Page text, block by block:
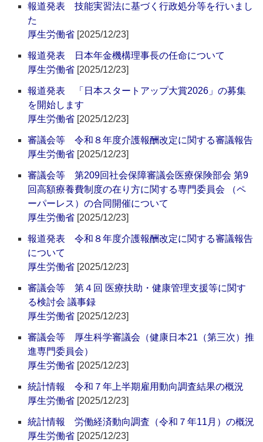
報道発表 技能実習法に基づく行政処分等を行いまし
た
厚生労働省 [2025/12/23]
報道発表 日本年金機構理事長の任命について
厚生労働省 [2025/12/23]
報道発表 「日本スタートアップ大賞2026」の募集
を開始します
厚生労働省 [2025/12/23]
審議会等 令和８年度介護報酬改定に関する審議報告
厚生労働省 [2025/12/23]
審議会等 第209回社会保障審議会医療保険部会 第9
回高額療養費制度の在り方に関する専門委員会 （ペ
ーパーレス）の合同開催について
厚生労働省 [2025/12/23]
報道発表 令和８年度介護報酬改定に関する審議報告
について
厚生労働省 [2025/12/23]
審議会等 第４回 医療扶助・健康管理支援等に関す
る検討会 議事録
厚生労働省 [2025/12/23]
審議会等 厚生科学審議会（健康日本21（第三次）推
進専門委員会）
厚生労働省 [2025/12/23]
統計情報 令和７年上半期雇用動向調査結果の概況
厚生労働省 [2025/12/23]
統計情報 労働経済動向調査（令和７年11月）の概況
厚生労働省 [2025/12/23]